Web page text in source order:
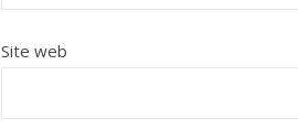
Site web